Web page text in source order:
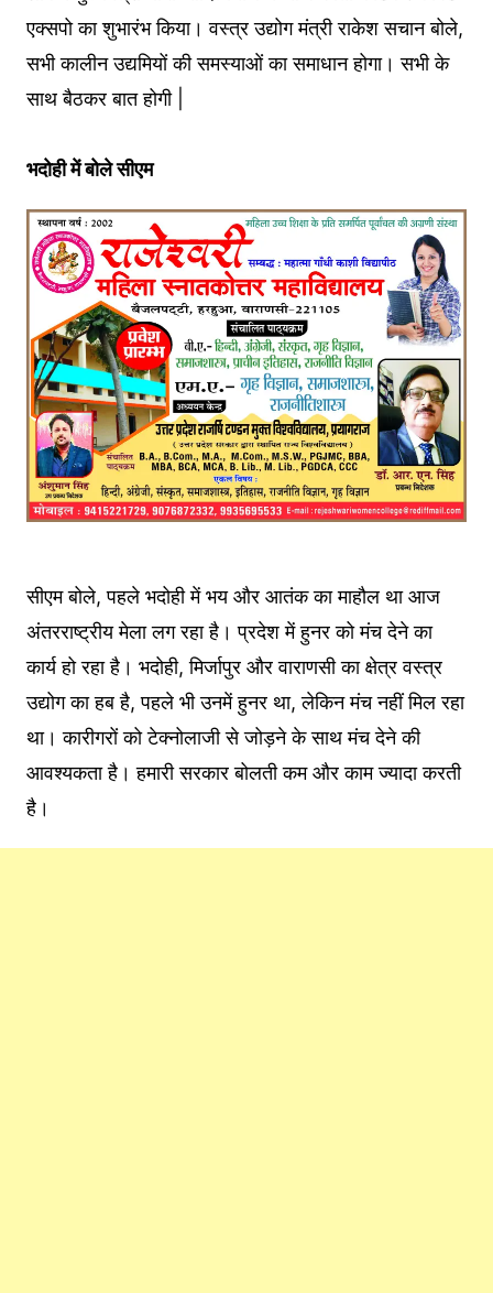
एक्सपो का शुभारंभ किया। वस्त्र उद्योग मंत्री राकेश सचान बोले,
सभी कालीन उद्यमियों की समस्याओं का समाधान होगा। सभी के
साथ बैठकर बात होगी |
भदोहीमेंबोलेसीएम
सीएम बोले, पहले भदोही में भय और आतंक का माहौल था आज
अंतरराष्ट्रीय मेला लग रहा है। प्रदेश में हुनर को मंच देने का
कार्य हो रहा है। भदोही, मिर्जापुर और वाराणसी का क्षेत्र वस्त्र
उद्योग का हब है, पहले भी उनमें हुनर था, लेकिन मंच नहीं मिल रहा
था। कारीगरों को टेक्नोलाजी से जोड़ने के साथ मंच देने की
आवश्यकता है। हमारी सरकार बोलती कम और काम ज्यादा करती
है।